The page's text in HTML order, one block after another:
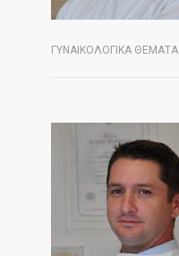
ΓΥΝΑΙΚΟΛΟΓΙΚΑ ΘΕΜΑΤΑ